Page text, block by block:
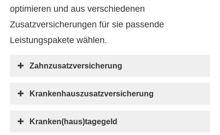
optimieren und aus verschiedenen
Zusatzversicherungen für sie passende
Leistungspakete wählen.
Zahn­zu­satz­ver­si­che­rung
Krankenhauszusatzversicherung
Kranken(haus)tagegeld